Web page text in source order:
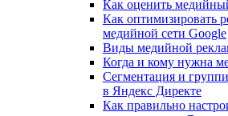
Как оценить
Как оптимизировать
медийной сети Google
Виды медийной
Когда и кому нужна
Сегментация и
в Яндекс Директе
Как правильно